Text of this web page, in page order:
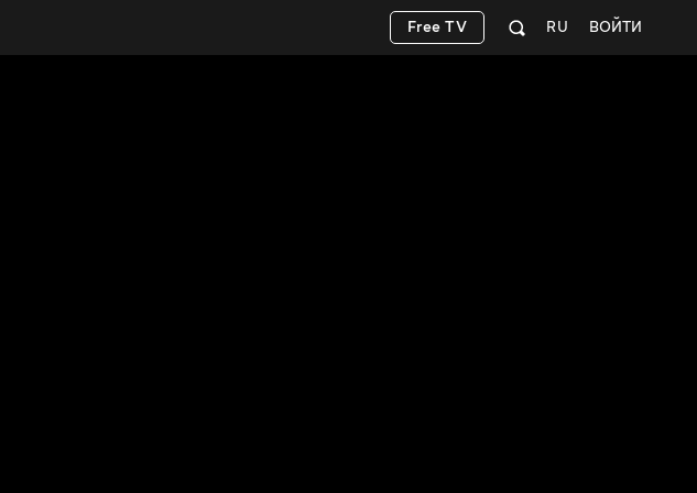
ВОЙТИ
RU
Free TV